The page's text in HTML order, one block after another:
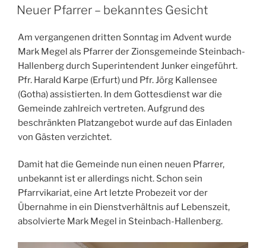
AM
Neuer Pfarrer – bekanntes Gesicht
Am vergangenen dritten Sonntag im Advent wurde
Mark Megel als Pfarrer der Zionsgemeinde Steinbach-
Hallenberg durch Superintendent Junker eingeführt.
Pfr. Harald Karpe (Erfurt) und Pfr. Jörg Kallensee
(Gotha) assistierten. In dem Gottesdienst war die
Gemeinde zahlreich vertreten. Aufgrund des
beschränkten Platzangebot wurde auf das Einladen
von Gästen verzichtet.
Damit hat die Gemeinde nun einen neuen Pfarrer,
unbekannt ist er allerdings nicht. Schon sein
Pfarrvikariat, eine Art letzte Probezeit vor der
Übernahme in ein Dienstverhältnis auf Lebenszeit,
absolvierte Mark Megel in Steinbach-Hallenberg.